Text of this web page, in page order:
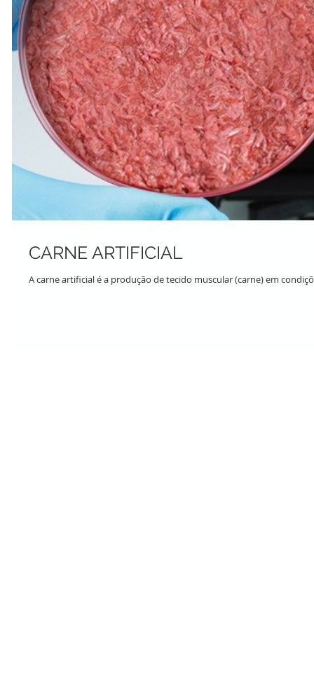
CARNE ARTIFICIAL
A carne artificial é a produção de tecido muscular (carne) em